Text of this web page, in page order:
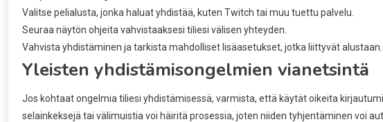
Valitse pelialusta, jonka haluat yhdistää, kuten Twitch tai muu tuettu palvelu.
Seuraa näytön ohjeita vahvistaaksesi tiliesi välisen yhteyden.
Vahvista yhdistäminen ja tarkista mahdolliset lisäasetukset, jotka liittyvät alustaan.
Yleisten yhdistämisongelmien vianetsintä
Jos kohtaat ongelmia tiliesi yhdistämisessä, varmista, että käytät oikeita
selainkeksejä tai välimuistia voi häiritä prosessia, joten niiden tyhjentäminen voi